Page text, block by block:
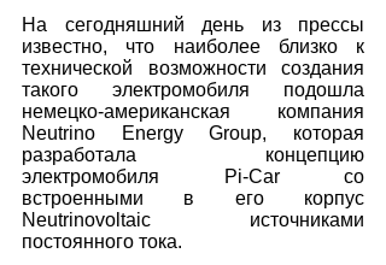
На сегодняшний день из прессы
известно, что наиболее близко к
технической возможности создания
такого электромобиля подошла
немецко-американская компания
Neutrino Energy Group, которая
разработала концепцию
электромобиля Pi-Car со
встроенными в его корпус
Neutrinovoltaic источниками
постоянного тока.